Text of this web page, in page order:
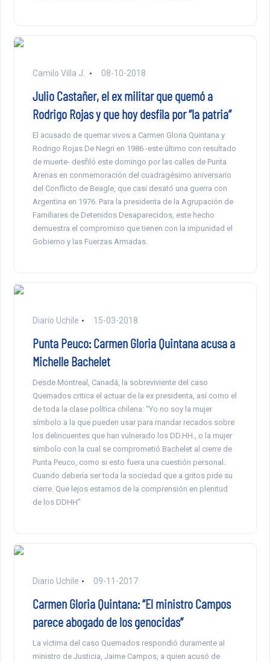
Camilo Villa J. 08-10-2018
Julio Castañer, el ex militar que quemó a
Rodrigo Rojas y que hoy desfila por “la patria”
El acusado de quemar vivos a Carmen Gloria Quintana y
Rodrigo Rojas De Negri en 1986 -este último con resultado
de muerte- desfiló este domingo por las calles de Punta
Arenas en conmemoración del cuadragésimo aniversario
del Conflicto de Beagle, que casi desató una guerra con
Argentina en 1976. Para la presidenta de la Agrupación de
Familiares de Detenidos Desaparecidos, este hecho
demuestra el compromiso que tienen con la impunidad el
Gobierno y las Fuerzas Armadas.
Diario Uchile 15-03-2018
Punta Peuco: Carmen Gloria Quintana acusa a
Michelle Bachelet
Desde Montreal, Canadá, la sobreviviente del caso
Quemados critica el actuar de la ex presidenta, así como el
de toda la clase política chilena: “Yo no soy la mujer
símbolo a la que pueden usar para mandar recados sobre
los delincuentes que han vulnerado los DD.HH., o la mujer
símbolo con la cual se comprometió Bachelet al cierre de
Punta Peuco, como si esto fuera una cuestión personal.
Cuando debería ser toda la sociedad que a gritos pide su
cierre. Que lejos estamos de la comprensión en plenitud
de los DDHH”
Diario Uchile 09-11-2017
Carmen Gloria Quintana: “El ministro Campos
parece abogado de los genocidas”
La víctima del caso Quemados respondió duramente al
ministro de Justicia, Jaime Campos, a quien acusó de